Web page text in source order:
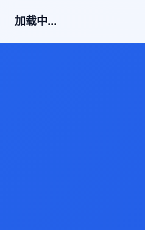
加载中...